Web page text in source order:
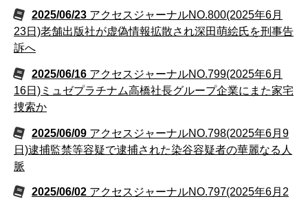
2025/06/23 アクセスジャーナルNO.800(2025年6月
23日)老舗出版社が虚偽情報拡散され深田萌絵氏を刑事告
訴へ
2025/06/16 アクセスジャーナルNO.799(2025年6月
16日)ミュゼプラチナム高橋社長グループ企業にまた家宅
捜索か
2025/06/09 アクセスジャーナルNO.798(2025年6月9
日)逮捕監禁等容疑で逮捕された染谷容疑者の華麗なる人
脈
2025/06/02 アクセスジャーナルNO.797(2025年6月2